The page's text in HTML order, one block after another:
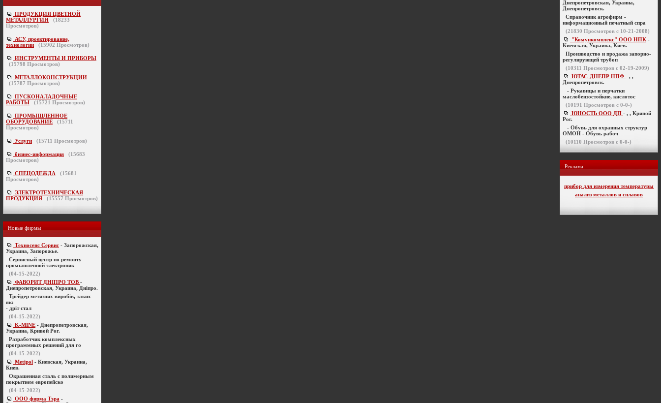
ПРОДУКЦИЯ ЦВЕТНОЙ
МЕТАЛЛУРГИИ
(18233
Просмотров)
АСУ, проектирование,
технологии
(15902 Просмотров)
ИНСТРУМЕНТЫ И ПРИБОРЫ
(15798 Просмотров)
МЕТАЛЛОКОНСТРУКЦИИ
(15787 Просмотров)
ПУСКОНАЛАДОЧНЫЕ
РАБОТЫ
(15721 Просмотров)
ПРОМЫШЛЕННОЕ
ОБОРУДОВАНИЕ
(15711
Просмотров)
Услуги (15711 Просмотров)
бизнес-информация (15683
Просмотров)
СПЕЦОДЕЖДА (15681
Просмотров)
ЭЛЕКТРОТЕХНИЧЕСКАЯ
ПРОДУКЦИЯ
(15557 Просмотров)
Новые фирмы
Техносенс Сервис - Запорожская,
Украина, Запорожье.
Cервисный центр по ремонту
промышленной электроник
(04-15-2022)
ФАВОРИТ ДНІПРО ТОВ -
Днепропетровская, Украина, Дніпро.
Трейдер метизних виробів, таких
як:
- дріт стал
(04-15-2022)
K-MINE - Днепропетровская,
Украина, Кривой Рог.
Разработчик комплексных
программных решений для го
(04-15-2022)
Metipol - Киевская, Украина,
Киев.
Окрашенная сталь с полимерным
покрытием европейско
(04-15-2022)
ООО фирма Тэра -
Днепропетровская, Украина,
Днепропетровск.
Справочник агрофирм -
информационный печатный спра
(21830 Просмотров с 10-21-2008)
"Комункомплекс" ООО НПК -
Киевская, Украина, Киев.
Производство и продажа запорно-
регулирующей трубоп
(10311 Просмотров с 02-19-2009)
ЮТАС-ДНЕПР НПФ - , ,
Днепропетровск.
- Рукавицы и перчатки
маслобензостойкие, кислотос
(10191 Просмотров с 0-0-)
ЮНОСТЬ ООО ДП - , , Кривой
Рог.
- Обувь для охранных структур
ОМОН - Обувь рабоч
(10110 Просмотров с 0-0-)
Реклама
прибор для измерения температуры
анализ металлов и сплавов